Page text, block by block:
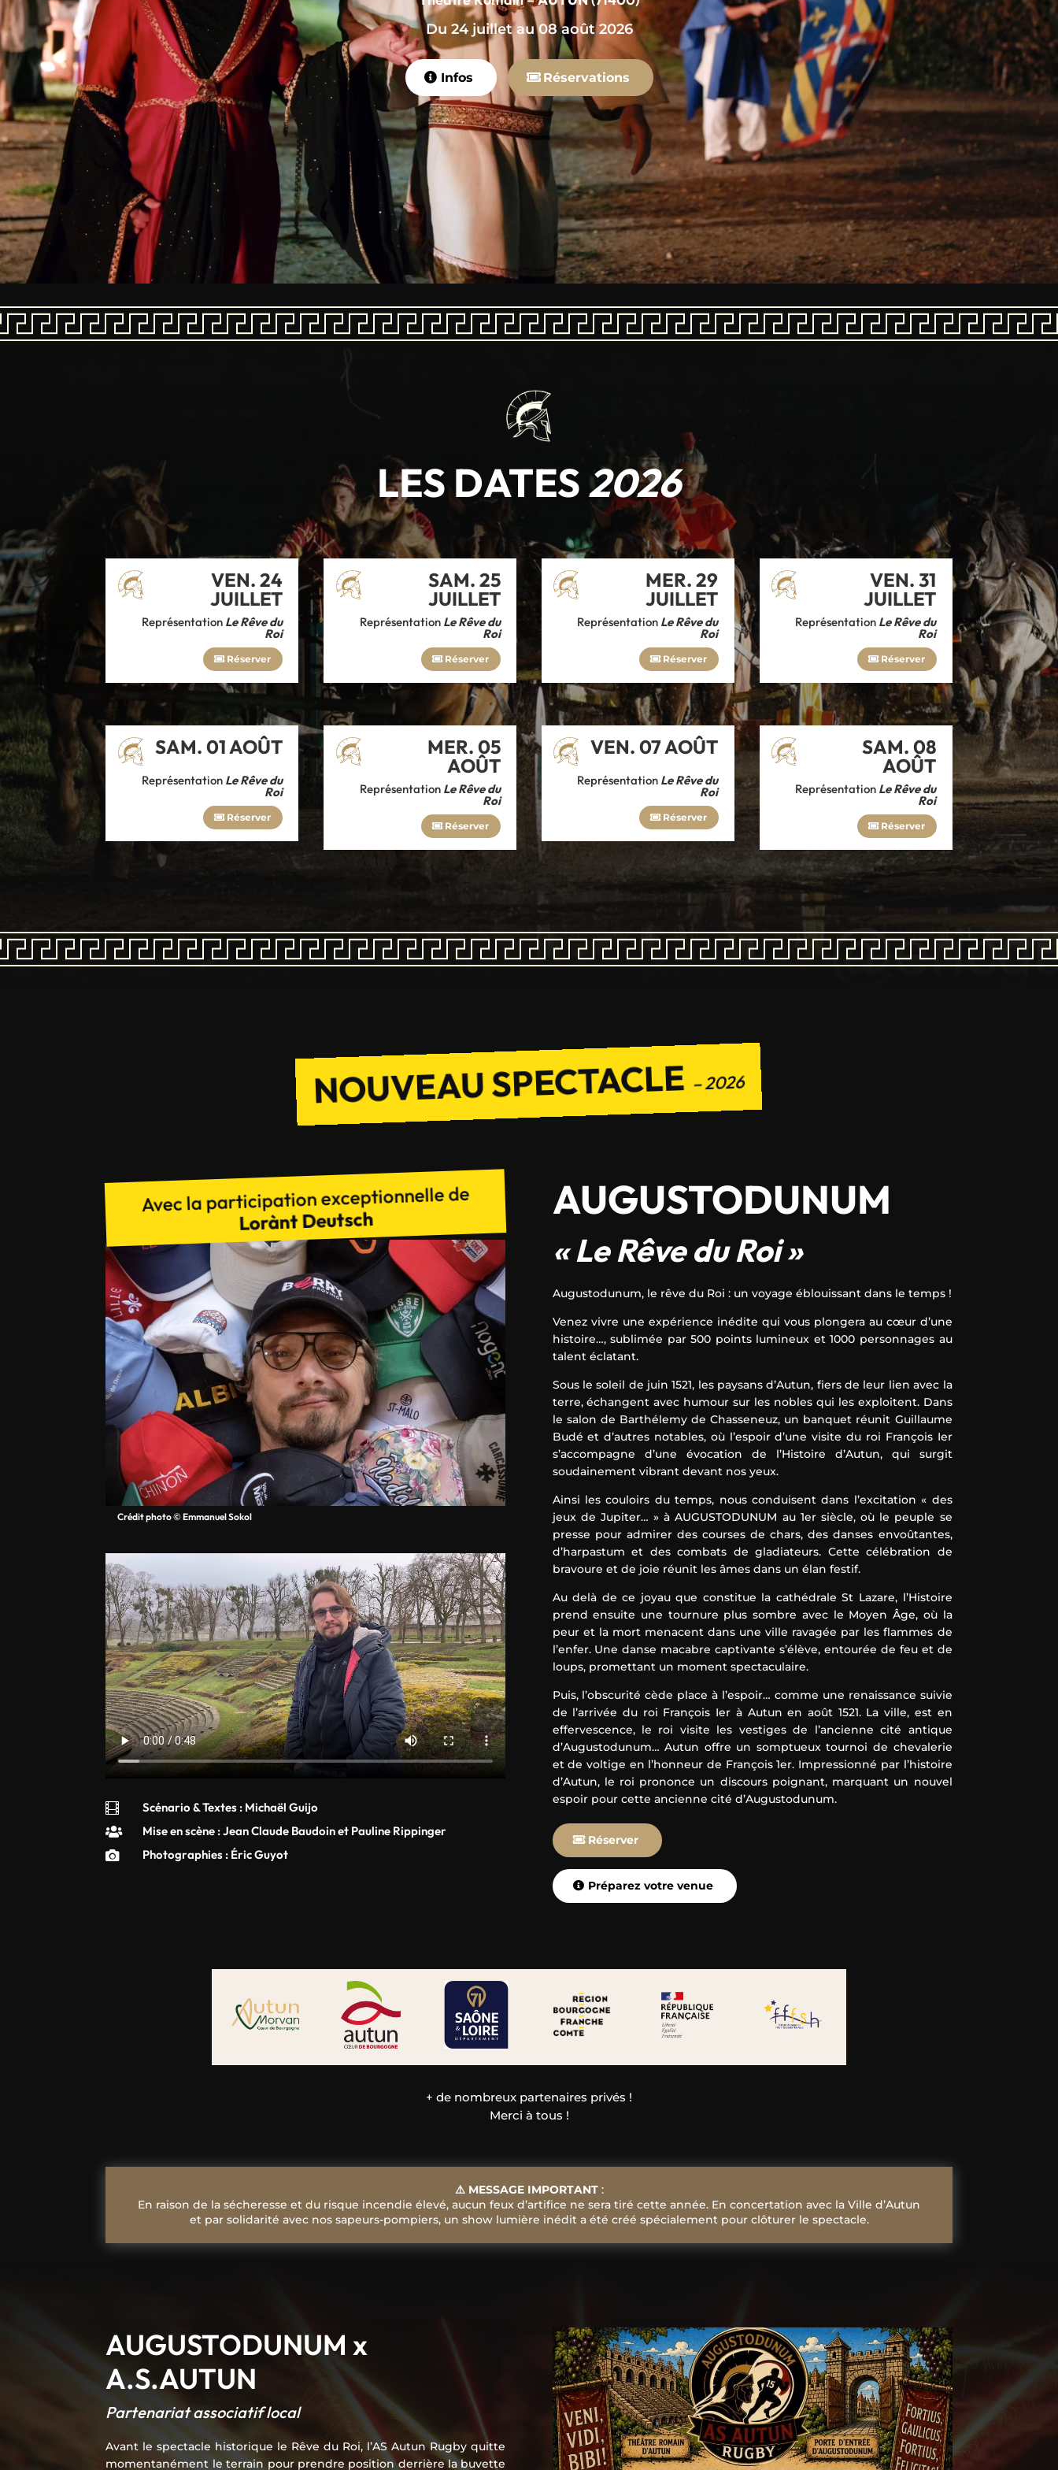
Du 24 juillet au 08 août 2026
Infos Réservations
LES DATES2026
VEN. 24
JUILLET
Représentation Le Rêve du
Roi
Réserver
SAM. 25
JUILLET
Représentation Le Rêve du
Roi
Réserver
MER. 29
JUILLET
Représentation Le Rêve du
Roi
Réserver
VEN. 31
JUILLET
Représentation Le Rêve du
Roi
Réserver
SAM. 01 AOÛT
Représentation Le Rêve du
Roi
Réserver
MER. 05
AOÛT
Représentation Le Rêve du
Roi
Réserver
VEN. 07 AOÛT
Représentation Le Rêve du
Roi
Réserver
SAM. 08
AOÛT
Représentation Le Rêve du
Roi
Réserver
NOUVEAU SPECTACLE – 2026
Avec la participation exceptionnelle de
Lorànt Deutsch
Crédit photo © Emmanuel Sokol
 Scénario & Textes : Michaël Guijo
 Mise en scène : Jean Claude Baudoin et Pauline Rippinger
 Photographies : Éric Guyot
AUGUSTODUNUM
« Le Rêve du Roi »
Augustodunum, le rêve du Roi : un voyage éblouissant dans le temps !
Venez vivre une expérience inédite qui vous plongera au cœur d’une
histoire…, sublimée par 500 points lumineux et 1000 personnages au
talent éclatant.
Sous le soleil de juin 1521, les paysans d’Autun, fiers de leur lien avec la
terre, échangent avec humour sur les nobles qui les exploitent. Dans
le salon de Barthélemy de Chasseneuz, un banquet réunit Guillaume
Budé et d’autres notables, où l’espoir d’une visite du roi François Ier
s’accompagne d’une évocation de l’Histoire d’Autun, qui surgit
soudainement vibrant devant nos yeux.
Ainsi les couloirs du temps, nous conduisent dans l’excitation « des
jeux de Jupiter… » à AUGUSTODUNUM au 1er siècle, où le peuple se
presse pour admirer des courses de chars, des danses envoûtantes,
d’harpastum et des combats de gladiateurs. Cette célébration de
bravoure et de joie réunit les âmes dans un élan festif.
Au delà de ce joyau que constitue la cathédrale St Lazare, l’Histoire
prend ensuite une tournure plus sombre avec le Moyen Âge, où la
peur et la mort menacent dans une ville ravagée par les flammes de
l’enfer. Une danse macabre captivante s’élève, entourée de feu et de
loups, promettant un moment spectaculaire.
Puis, l’obscurité cède place à l’espoir… comme une renaissance suivie
de l’arrivée du roi François Ier à Autun en août 1521. La ville, est en
effervescence, le roi visite les vestiges de l’ancienne cité antique
d’Augustodunum… Autun offre un somptueux tournoi de chevalerie
et de voltige en l’honneur de François 1er. Impressionné par l’histoire
d’Autun, le roi prononce un discours poignant, marquant un nouvel
espoir pour cette ancienne cité d’Augustodunum.
Réserver
Préparez votre venue
+ de nombreux partenaires privés !
Merci à tous !
⚠️ MESSAGE IMPORTANT:
En raison de la sécheresse et du risque incendie élevé, aucun feux d’artifice ne sera tiré cette année. En concertation avec la Ville d’Autun
et par solidarité avec nos sapeurs-pompiers, un show lumière inédit a été créé spécialement pour clôturer le spectacle.
AUGUSTODUNUM x
A.S.AUTUN
Partenariat associatif local
Avant le spectacle historique le Rêve du Roi, l’AS Autun Rugby quitte
momentanément le terrain pour prendre position derrière la buvette